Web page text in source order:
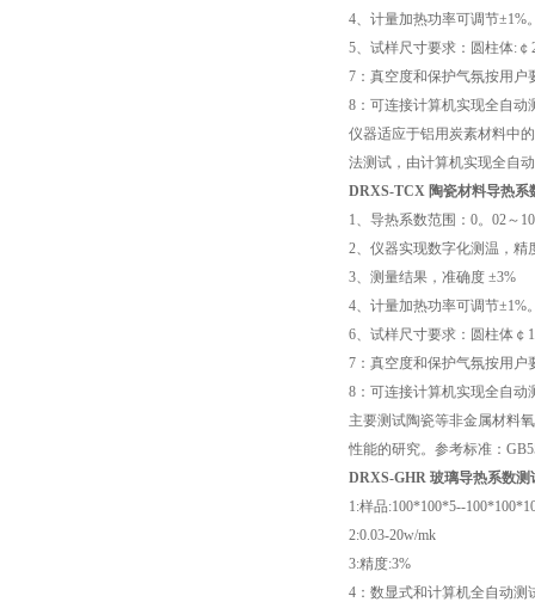
4、计量加热功率可调节±1%
5、试样尺寸要求：圆柱体: ￠
7 ：真空度和保护气氛按用户
8 ：可连接计算机实现全自动
仪器适应于铝用炭素材料中
法测试，由计算机实现全自
DRXS-TCX 陶瓷材料导热系
1、导热系数范围： 0。 02～
2、仪器实现数字化测温，精
3、测量结果，准确度 ±3%
4、计量加热功率可调节±1%
6、试样尺寸要求：圆柱体￠
7 ：真空度和保护气氛按用户
8 ：可连接计算机实现全自动
主要测试陶瓷等非金属材料
性能的研究。参考标准：
DRXS-GHR 玻璃导热系数测
1:样品:100*100*5--
2:0.03-20w/mk
3:精度:3%
4 ：数显式和计算机全自动测